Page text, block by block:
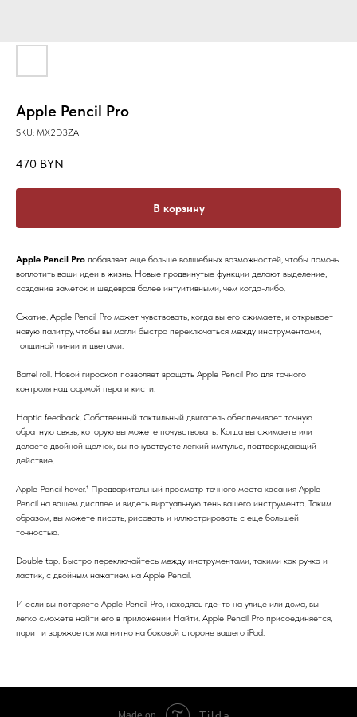
Apple Pencil Pro
SKU: MX2D3ZA
470 BYN
В корзину
Apple Pencil Pro добавляет еще больше волшебных возможностей, чтобы помочь
воплотить ваши идеи в жизнь. Новые продвинутые функции делают выделение,
создание заметок и шедевров более интуитивными, чем когда-либо.
Сжатие. Apple Pencil Pro может чувствовать, когда вы его сжимаете, и открывает
новую палитру, чтобы вы могли быстро переключаться между инструментами,
толщиной линии и цветами.
Barrel roll. Новой гироскоп позволяет вращать Apple Pencil Pro для точного
контроля над формой пера и кисти.
Haptic feedback. Собственный тактильный двигатель обеспечивает точную
обратную связь, которую вы можете почувствовать. Когда вы сжимаете или
делаете двойной щелчок, вы почувствуете легкий импульс, подтверждающий
действие.
Apple Pencil hover.¹ Предварительный просмотр точного места касания Apple
Pencil на вашем дисплее и видеть виртуальную тень вашего инструмента. Таким
образом, вы можете писать, рисовать и иллюстрировать с еще большей
точностью.
Double tap. Быстро переключайтесь между инструментами, такими как ручка и
ластик, с двойным нажатием на Apple Pencil.
И если вы потеряете Apple Pencil Pro, находясь где-то на улице или дома, вы
легко сможете найти его в приложении Найти. Apple Pencil Pro присоединяется,
парит и заряжается магнитно на боковой стороне вашего iPad.